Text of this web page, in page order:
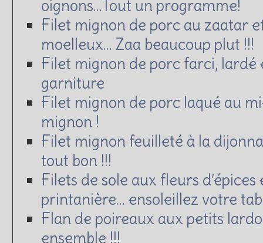
oignons…Tout un programme!
Filet mignon de porc au zaatar
moelleux… Zaa beaucoup plut !!!
Filet mignon de porc farci, lardé
garniture
Filet mignon de porc laqué au
mignon !
Filet mignon feuilleté à la
tout bon !!!
Filets de sole aux fleurs d’épices
printanière… ensoleillez votre
Flan de poireaux aux petits
ensemble !!!